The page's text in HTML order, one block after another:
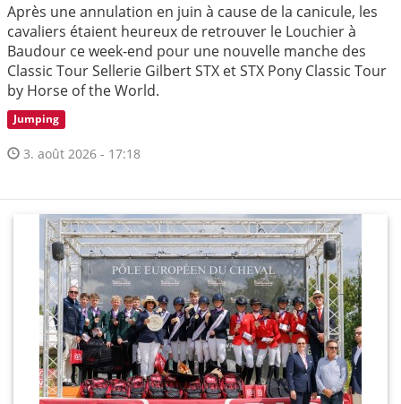
Après une annulation en juin à cause de la canicule, les
cavaliers étaient heureux de retrouver le Louchier à
Baudour ce week-end pour une nouvelle manche des
Classic Tour Sellerie Gilbert STX et STX Pony Classic Tour
by Horse of the World.
Jumping
3. août 2026 - 17:18